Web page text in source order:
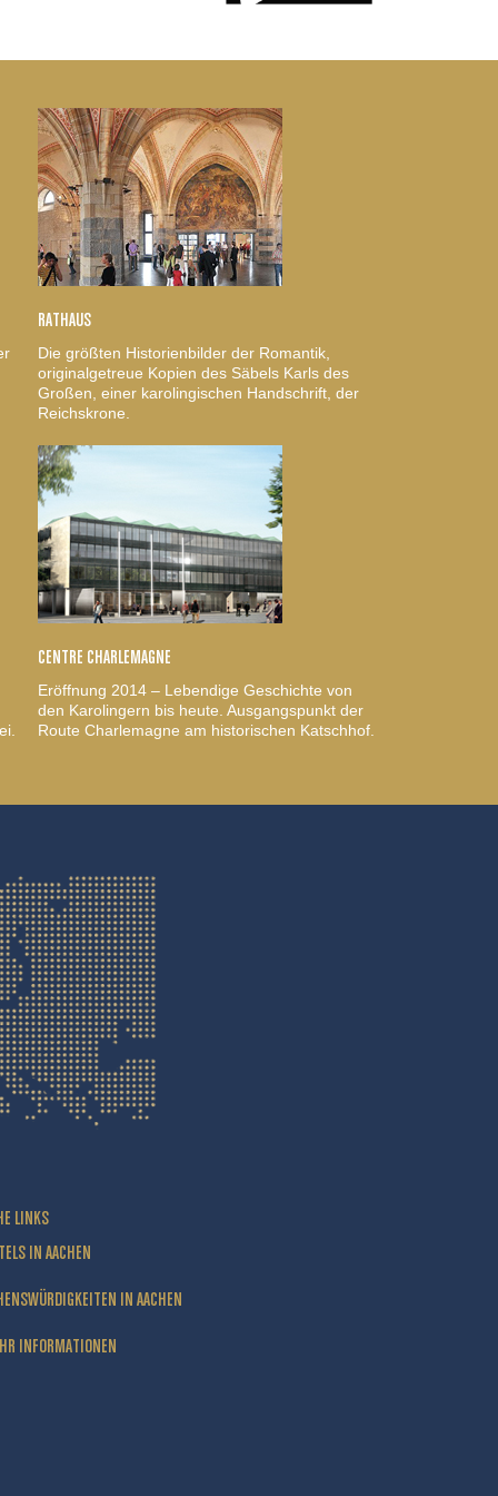
RATHAUS
Die größten Historienbilder der Romantik,
originalgetreue Kopien des Säbels Karls des
Großen, einer karolingischen Handschrift, der
Reichskrone.
CENTRE CHARLEMAGNE
Eröffnung 2014 – Lebendige Geschichte von
den Karolingern bis heute. Ausgangspunkt der
Route Charlemagne am historischen Katschhof.
LINKS
IN AACHEN
IN AACHEN
INFORMATIONEN